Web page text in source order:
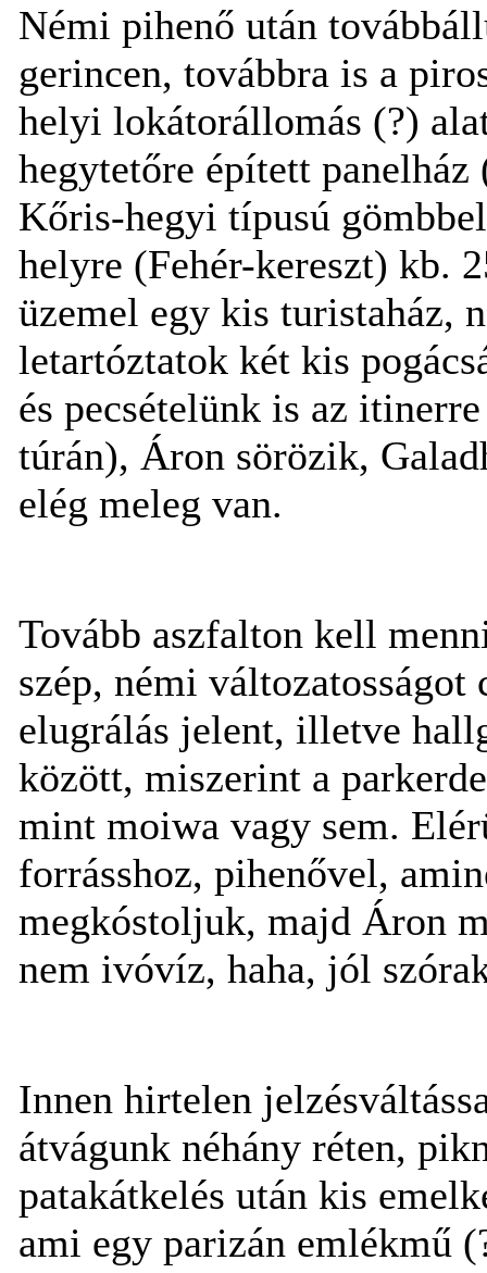
Némi pihenő után
gerincen, továbbra is a
helyi lokátorállomás (?)
hegytetőre épített
Kőris-hegyi típusú
helyre (Fehér-kereszt) kb.
üzemel egy kis turistaház,
letartóztatok két kis
és pecsételünk is az
túrán), Áron sörözik,
elég meleg van.
Tovább aszfalton kell
szép, némi
elugrálás jelent, illetve
között, miszerint a
mint moiwa vagy sem.
forrásshoz, pihenővel,
megkóstoljuk, majd Áron
nem ivóvíz, haha, jól
Innen hirtelen
átvágunk néhány réten,
patakátkelés után kis
ami egy parizán emlékmű